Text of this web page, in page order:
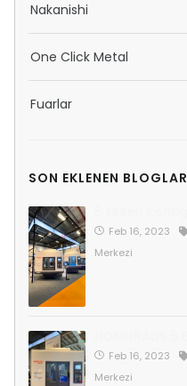
Nakanishi
One Click Metal
Fuarlar
SON EKLENEN BLOGLAR
Feb 16, 2023
Merkezi
Feb 16, 2023
Merkezi